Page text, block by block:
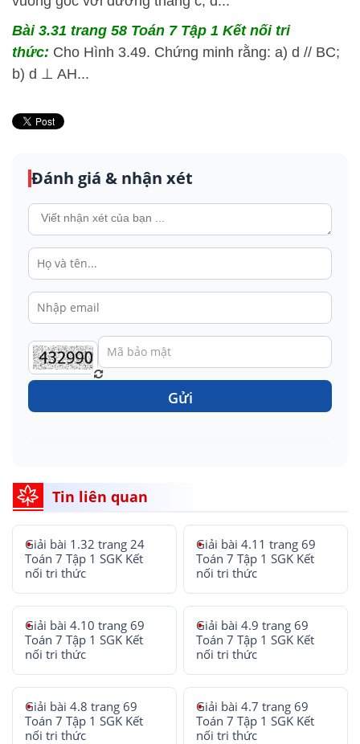
Bài 3.31 trang 58 Toán 7 Tập 1 Kết nối tri
thức: Cho Hình 3.49. Chứng minh rằng: a) d // BC;
b) d ⊥ AH...
Đánh giá & nhận xét
Gửi
Tin liên quan
Giải bài 1.32 trang 24
Toán 7 Tập 1 SGK Kết
nối tri thức
Giải bài 4.11 trang 69
Toán 7 Tập 1 SGK Kết
nối tri thức
Giải bài 4.10 trang 69
Toán 7 Tập 1 SGK Kết
nối tri thức
Giải bài 4.9 trang 69
Toán 7 Tập 1 SGK Kết
nối tri thức
Giải bài 4.8 trang 69
Toán 7 Tập 1 SGK Kết
nối tri thức
Giải bài 4.7 trang 69
Toán 7 Tập 1 SGK Kết
nối tri thức